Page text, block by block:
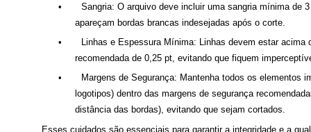
•
Sangria: O arquivo deve incluir uma sangria mínima de
apareçam bordas brancas indesejadas após o corte.
•
Linhas e Espessura Mínima: Linhas devem estar acima
recomendada de 0,25 pt, evitando que fiquem
•
Margens de Segurança: Mantenha todos os elementos
logotipos) dentro das margens de segurança
distância das bordas), evitando que sejam cortados.
Esses cuidados são essenciais para garantir a integridade e a